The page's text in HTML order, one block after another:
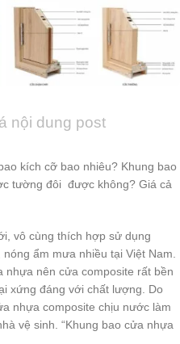
nội dung post
kích cỡ bao nhiêu? Khung bao
tường đôi được không? Giá cả
vô cùng thích hợp sử dụng
ẩm mưa nhiều tại Việt Nam.
nhựa nên cửa composite rất bền
xứng đáng với chất lượng. Do
nhựa composite chịu nước làm
vệ sinh. “Khung bao cửa nhựa